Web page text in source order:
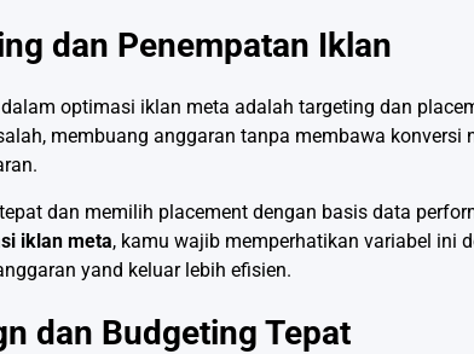
dan Penempatan Iklan
optimasi iklan meta adalah targeting dan
membuang anggaran tanpa membawa
dan memilih placement dengan basis data
iklan meta, kamu wajib memperhatikan variabel ini
yand keluar lebih efisien.
dan Budgeting Tepat